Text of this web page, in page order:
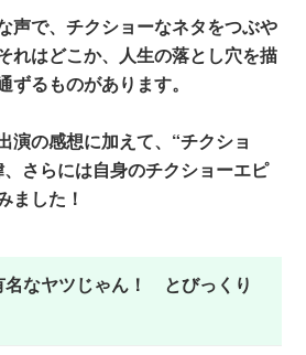
声で、チクショーなネタをつぶや
れはどこか、人生の落とし穴を描
ずるものがあります。
演の感想に加えて、“チクショ
さらには自身のチクショーエピ
ました！
名なヤツじゃん！ とびっくり